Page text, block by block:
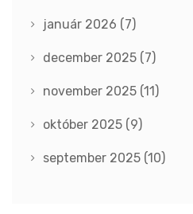
január 2026 (7)
december 2025 (7)
november 2025 (11)
október 2025 (9)
september 2025 (10)